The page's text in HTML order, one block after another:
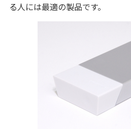
る人には最適の製品です。